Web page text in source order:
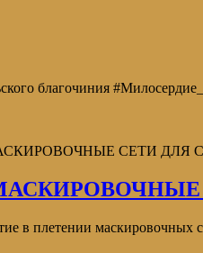
СЕТИ ДЛЯ
маскировочных